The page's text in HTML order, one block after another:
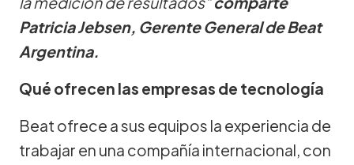
Patricia Jebsen, Gerente General de Beat
Argentina.
Qué ofrecen las empresas de tecnología
Beat ofrece a sus equipos la experiencia de
trabajar en una compañía internacional, con